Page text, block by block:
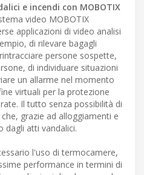
e incendi con MOBOTIX
video MOBOTIX
applicazioni di video analisi
di rilevare bagagli
persone sospette,
di individuare situazioni
un allarme nel momento
virtuali per la protezione
Il tutto senza possibilità di
grazie ad alloggiamenti e
dagli atti vandalici.
l'uso di termocamere,
performance in termini di